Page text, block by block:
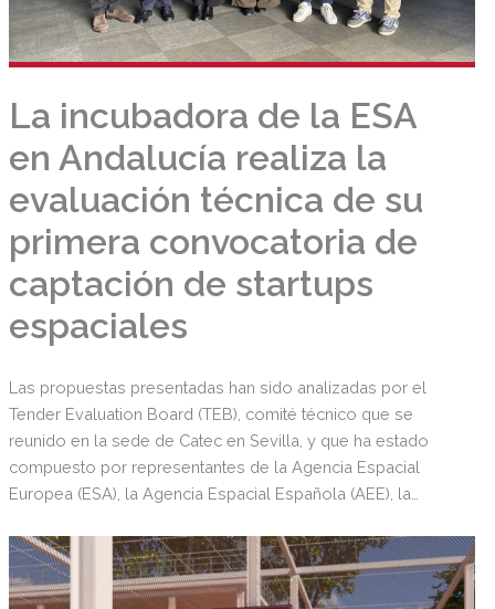
La incubadora de la ESA
en Andalucía realiza la
evaluación técnica de su
primera convocatoria de
captación de startups
espaciales
Las propuestas presentadas han sido analizadas por el
Tender Evaluation Board (TEB), comité técnico que se
reunido en la sede de Catec en Sevilla, y que ha estado
compuesto por representantes de la Agencia Espacial
Europea (ESA), la Agencia Espacial Española (AEE), la
Junta de Andalucía, el Centro Avanzado de Tecnologías
Aeroespaciales (Catec) y el ESA BIC Andalucía.